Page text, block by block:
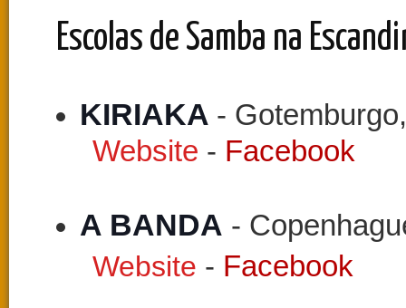
Escolas de Samba na
KIRIAKA -
Website - Facebook
A BANDA -
Website - Facebook